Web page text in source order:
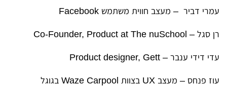
עמרי דביר – מעצב חווית משתמש Facebook
רן סגל – Co-Founder, Product at The nuSchool
עדי דידי ענבר – Product designer, Gett
עוז פנחס – מעצב UX בצוות Waze Carpool בגוגל